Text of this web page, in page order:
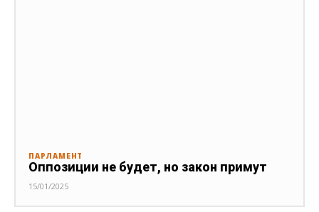
ПАРЛАМЕНТ
Оппозиции не будет, но закон примут
15/01/2025